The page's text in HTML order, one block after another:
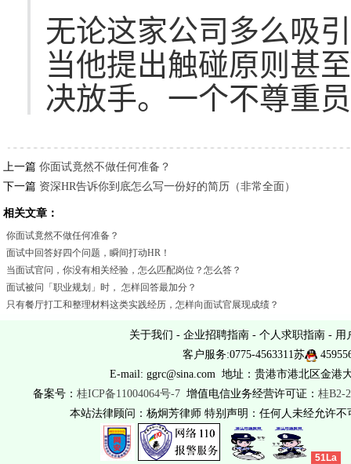
无论这家公司多么吸
当他提出触碰原则甚
决放手。一个不尊重
上一篇 你面试竟然不做任何准备？
下一篇 资深HR告诉你到底怎么写一份好的简历（非常全面）
相关文章：
你面试竟然不做任何准备？
面试中回答好四个问题，瞬间打动HR！
当面试官问，你没有相关经验，怎么匹配岗位？怎么答？
面试被问「职业规划」时， 怎样回答最加分？
只有餐厅打工和整理材料这类实践经历，怎样向面试官展现成绩？
关于我们 - 企业招聘指南 - 个人求职指南 - 用
客户服务:0775-4563311苏
E-mail: ggrc@sina.com 地址：贵港市港北区金港
备案号： 桂ICP备11004064号-7增值电信业务经营许可证： 桂B2-
本站法律顾问：杨炯芳律师 特别声明：任何人未经允许
51La